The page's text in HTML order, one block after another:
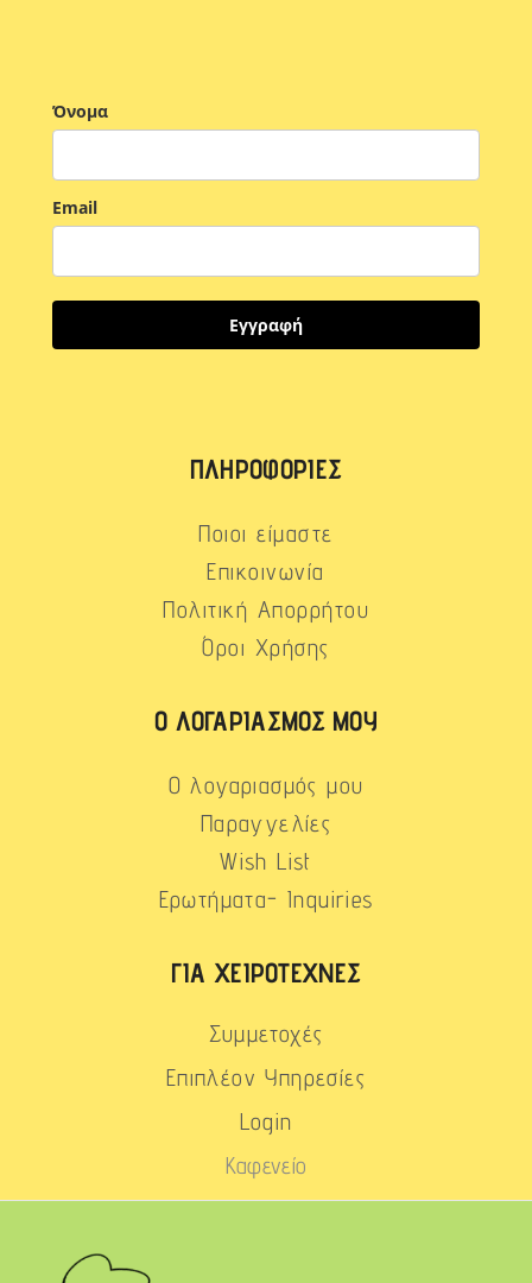
Όνομα
Email
Εγγραφή
ΠΛΗΡΟΦΟΡΊΕΣ
Ποιοι είμαστε
Επικοινωνία
Πολιτική Απορρήτου
Όροι Χρήσης
Ο ΛΟΓΑΡΙΑΣΜΌΣ ΜΟΥ
Ο λογαριασμός μου
Παραγγελίες
Wish List
Ερωτήματα- Inquiries
ΓΙΑ ΧΕΙΡΟΤΈΧΝΕΣ
Συμμετοχές
Επιπλέον Υπηρεσίες
Login
Καφενείο